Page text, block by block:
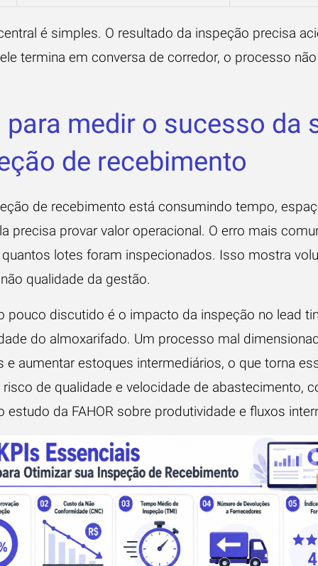
é simples. O resultado da inspeção precisa
termina em conversa de corredor, o processo
para medir o sucesso da
de recebimento
de recebimento está consumindo tempo,
precisa provar valor operacional. O erro mais
lotes foram inspecionados. Isso mostra
qualidade da gestão.
pouco discutido é o impacto da inspeção no lead
do almoxarifado. Um processo mal
e aumentar estoques intermediários, o que torna
risco de qualidade e velocidade de abastecimento,
estudo da FAHOR sobre produtividade e fluxos